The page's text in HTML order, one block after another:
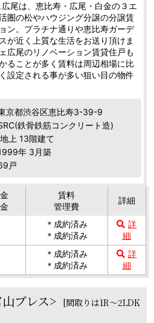
広尾は、恵比寿・広尾・白金の３エ
圏の松やハウジング分譲の分譲賃
ン。プラチナ通りや恵比寿ガーデ
が近く上質な生活をお送り頂けま
広尾のリノベーション賃貸住戸も
ることが多く賃料は周辺相場に比
設定される事が多い狙い目の物件
京都渋谷区恵比寿3-39-9
鉄骨鉄筋コンクリート造)
上 13階建て
年 3月築
戸
賃料
管理費
詳細
＊成約済み
＊成約済み
詳
細
＊成約済み
＊成約済み
詳
細
ブレス>
[間取りは1R～2LDK